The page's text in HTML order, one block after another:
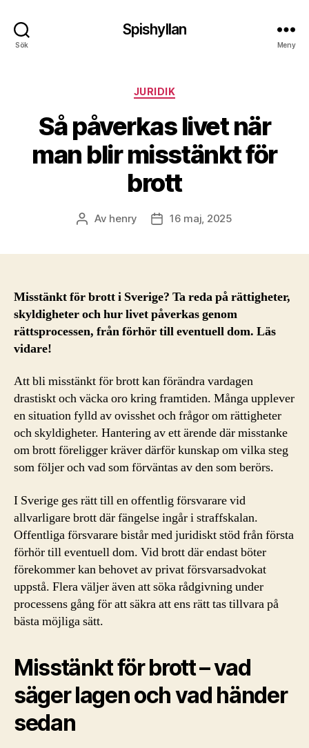
Sök
Spishyllan
Meny
Kategorier
JURIDIK
Så påverkas livet när
man blir misstänkt för
brott
Inläggsförfattare
Av henry Inläggsdatum
16 maj, 2025
Misstänkt för brott i Sverige? Ta reda på rättigheter,
skyldigheter och hur livet påverkas genom
rättsprocessen, från förhör till eventuell dom. Läs
vidare!
Att bli misstänkt för brott kan förändra vardagen
drastiskt och väcka oro kring framtiden. Många upplever
en situation fylld av ovisshet och frågor om rättigheter
och skyldigheter. Hantering av ett ärende där misstanke
om brott föreligger kräver därför kunskap om vilka steg
som följer och vad som förväntas av den som berörs.
I Sverige ges rätt till en offentlig försvarare vid
allvarligare brott där fängelse ingår i straffskalan.
Offentliga försvarare bistår med juridiskt stöd från första
förhör till eventuell dom. Vid brott där endast böter
förekommer kan behovet av privat försvarsadvokat
uppstå. Flera väljer även att söka rådgivning under
processens gång för att säkra att ens rätt tas tillvara på
bästa möjliga sätt.
Misstänkt för brott – vad
säger lagen och vad händer
sedan